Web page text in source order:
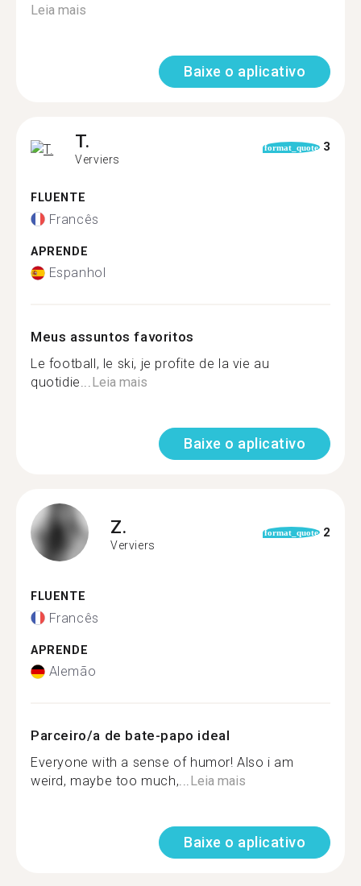
Leia mais
Baixe o aplicativo
T.
Verviers
format_quote 3
FLUENTE
Francês
APRENDE
Espanhol
Meus assuntos favoritos
Le football, le ski, je profite de la vie au
quotidie...Leia mais
Baixe o aplicativo
Z.
Verviers
format_quote 2
FLUENTE
Francês
APRENDE
Alemão
Parceiro/a de bate-papo ideal
Everyone with a sense of humor! Also i am
weird, maybe too much,...Leia mais
Baixe o aplicativo